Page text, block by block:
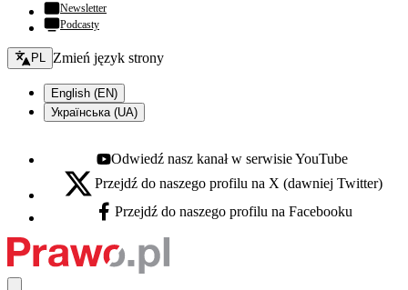
Newsletter
Podcasty
Zmień język - bieżący:
PL Zmień język strony
English (EN)
Українська (UA)
Youtube - otwiera się w nowej karcie
Odwiedź nasz kanał w serwisie YouTube
X - otwiera się w nowej karcie
Przejdź do naszego profilu na X (dawniej Twitter)
Facebook - otwiera się w nowej karcie
Przejdź do naszego profilu na Facebooku